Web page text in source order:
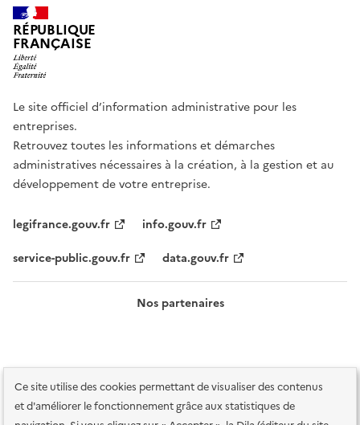
Ce site utilise des cookies permettant de visualiser des contenus
et d'améliorer le fonctionnement grâce aux statistiques de
RÉPUBLIQUE
FRANÇAISE
Le site officiel d’information administrative pour les
entreprises.
Retrouvez toutes les informations et démarches
administratives nécessaires à la création, à la gestion et au
développement de votre entreprise.
legifrance.gouv.fr
info.gouv.fr
service-public.gouv.fr
data.gouv.fr
Nos partenaires